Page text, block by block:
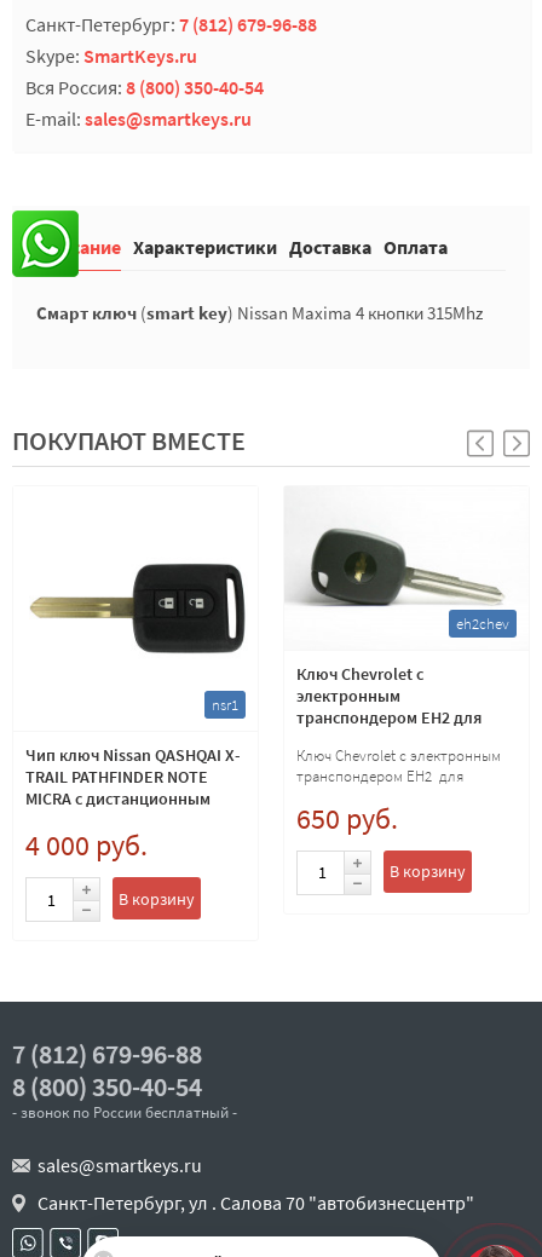
Санкт-Петербург: 7 (812) 679-96-88
Skype: SmartKeys.ru
Вся Россия: 8 (800) 350-40-54
E-mail: sales@smartkeys.ru
Описание Характеристики Доставка Оплата
Смарт ключ (smart key) Nissan Maxima 4 кнопки 315Mhz
ПОКУПАЮТ ВМЕСТЕ
nsr1
Чип ключ Nissan QASHQAI X-
TRAIL PATHFINDER NOTE
MICRA с дистанционным
замком 2 кнопки 46 тип. P/N
28268-AX61A
4 000 руб.
В корзину
eh2chev
Ключ Chevrolet с
электронным
транспондером EH2 для
Ключ Chevrolet с электронным
транспондером EH2 для
650 руб.
В корзину
7 (812) 679-96-88
8 (800) 350-40-54
- звонок по России бесплатный -
sales@smartkeys.ru
Санкт-Петербург, ул . Салова 70 "автобизнесцентр"